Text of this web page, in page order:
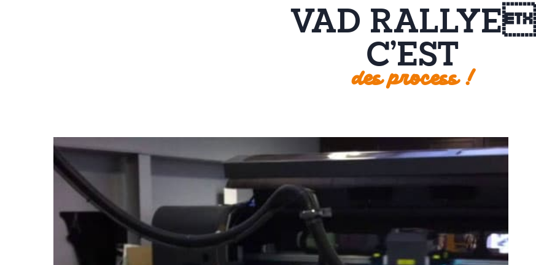
VAD RALLYE
C’EST
des process !